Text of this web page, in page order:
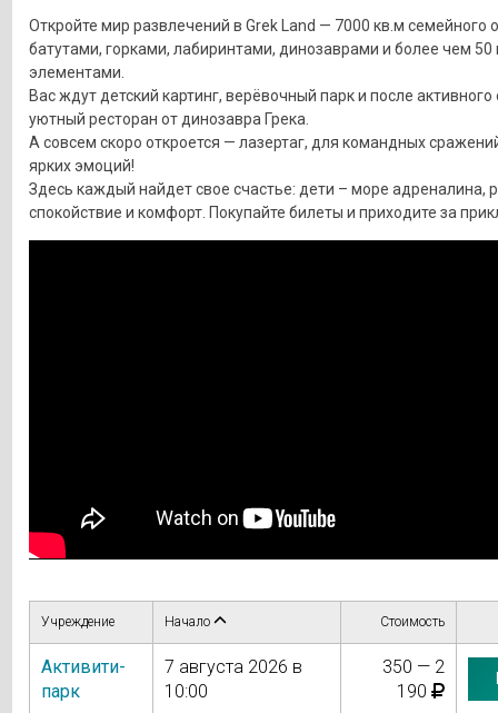
Откройте мир развлечений в Grek Land — 7000 кв.м семейного
батутами, горками, лабиринтами, динозаврами и более чем
элементами.
Вас ждут детский картинг, верёвочный парк и после активного
уютный ресторан от динозавра Грека.
А совсем скоро откроется — лазертаг, для командных
ярких эмоций!
Здесь каждый найдет свое счастье: дети – море адреналина,
спокойствие и комфорт. Покупайте билеты и приходите за
Учреждение Начало Стоимость
Активити-
парк
7 августа 2026 в
10:00
350 — 2
190